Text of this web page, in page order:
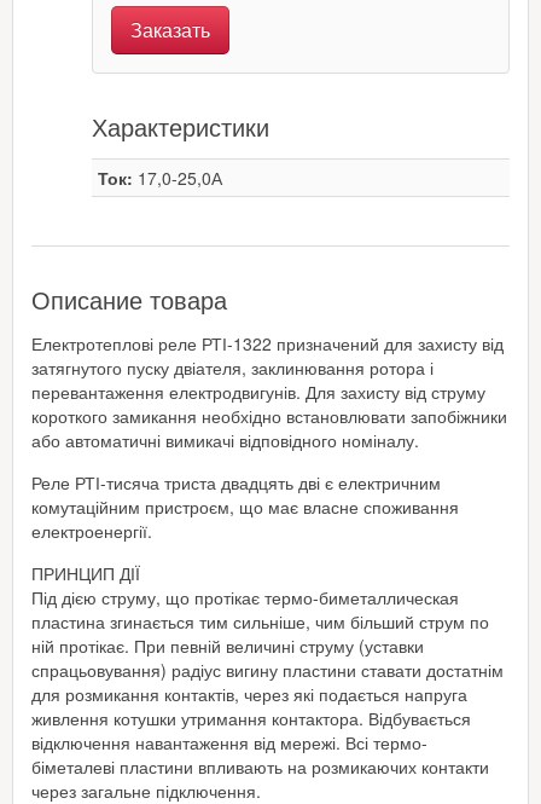
Заказать
Характеристики
Ток: 17,0-25,0А
Описание товара
Електротеплові реле РТІ-1322 призначений для захисту від
затягнутого пуску двіателя, заклинювання ротора і
перевантаження електродвигунів. Для захисту від струму
короткого замикання необхідно встановлювати запобіжники
або автоматичні вимикачі відповідного номіналу.
Реле РТІ-тисяча триста двадцять дві є електричним
комутаційним пристроєм, що має власне споживання
електроенергії.
ПРИНЦИП ДІЇ
Під дією струму, що протікає термо-биметаллическая
пластина згинається тим сильніше, чим більший струм по
ній протікає. При певній величині струму (уставки
спрацьовування) радіус вигину пластини ставати достатнім
для розмикання контактів, через які подається напруга
живлення котушки утримання контактора. Відбувається
відключення навантаження від мережі. Всі термо-
біметалеві пластини впливають на розмикаючих контакти
через загальне підключення.